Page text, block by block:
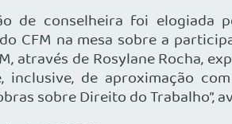
de conselheira foi elogiada
CFM na mesa sobre a
através de Rosylane Rocha,
inclusive, de aproximação
sobre Direito do Trabalho”,